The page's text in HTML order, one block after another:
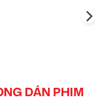
DÁN PHIM